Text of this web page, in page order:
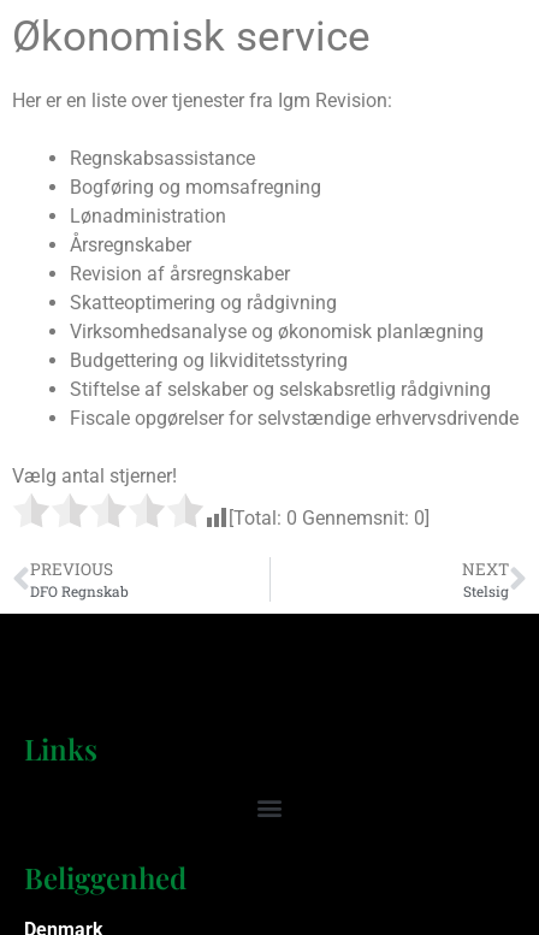
Økonomisk service
Her er en liste over tjenester fra Igm Revision:
Regnskabsassistance
Bogføring og momsafregning
Lønadministration
Årsregnskaber
Revision af årsregnskaber
Skatteoptimering og rådgivning
Virksomhedsanalyse og økonomisk planlægning
Budgettering og likviditetsstyring
Stiftelse af selskaber og selskabsretlig rådgivning
Fiscale opgørelser for selvstændige erhvervsdrivende
Vælg antal stjerner!
[Total: 0 Gennemsnit: 0
PREVIOUS
DFO Regnskab
NEXT
Stelsig
Links
Beliggenhed
Denmark